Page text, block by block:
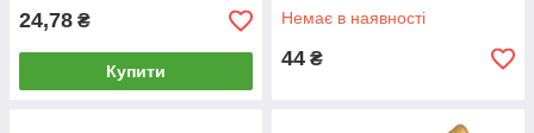
24,78 ₴
Купити
Немає в наявності
44 ₴